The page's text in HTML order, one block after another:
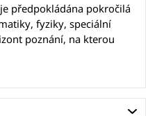
předpokládána pokročilá
fyziky, speciální
poznání, na kterou